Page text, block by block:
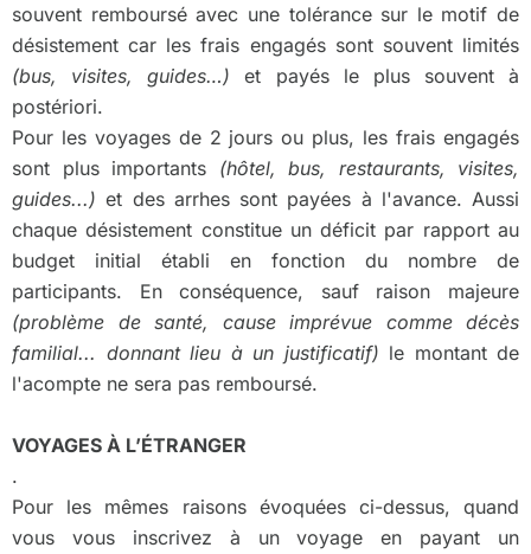
souvent remboursé avec une tolérance sur le motif de
désistement car les frais engagés sont souvent limités
(bus, visites, guides…) et payés le plus souvent à
postériori.
Pour les voyages de 2 jours ou plus, les frais engagés
sont plus importants (hôtel, bus, restaurants, visites,
guides...) et des arrhes sont payées à l'avance. Aussi
chaque désistement constitue un déficit par rapport au
budget initial établi en fonction du nombre de
participants. En conséquence, sauf raison majeure
(problème de santé, cause imprévue comme décès
familial... donnant lieu à un justificatif) le montant de
l'acompte ne sera pas remboursé.
VOYAGES À L’ÉTRANGER
.
Pour les mêmes raisons évoquées ci-dessus, quand
vous vous inscrivez à un voyage en payant un